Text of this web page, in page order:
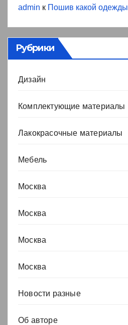
admin к Пошив какой
Рубрики
Дизайн
Комплектующие материалы
Лакокрасочные материалы
Мебель
Москва
Москва
Москва
Москва
Новости разные
Об авторе